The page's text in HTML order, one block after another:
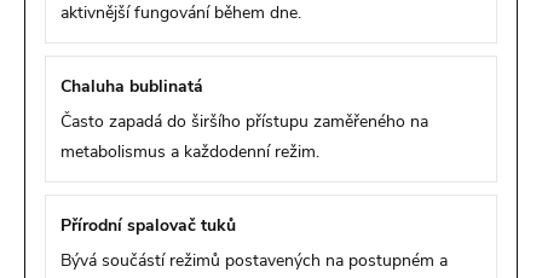
aktivnější fungování během dne.
Chaluha bublinatá
Často zapadá do širšího přístupu zaměřeného na
metabolismus a každodenní režim.
Přírodní spalovač tuků
Bývá součástí režimů postavených na postupném a